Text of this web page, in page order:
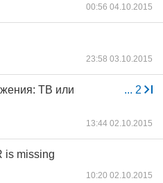
00:56 04.10.2015
23:58 03.10.2015
... 2
ТВ или
13:44 02.10.2015
is missing
10:20 02.10.2015